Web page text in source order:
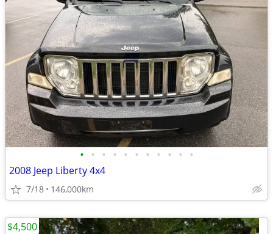
• • • • • • • • • • •
2008 Jeep Liberty 4x4
7/18 146,000km
$4,500